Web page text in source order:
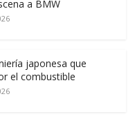
a BMW
japonesa que
el combustible